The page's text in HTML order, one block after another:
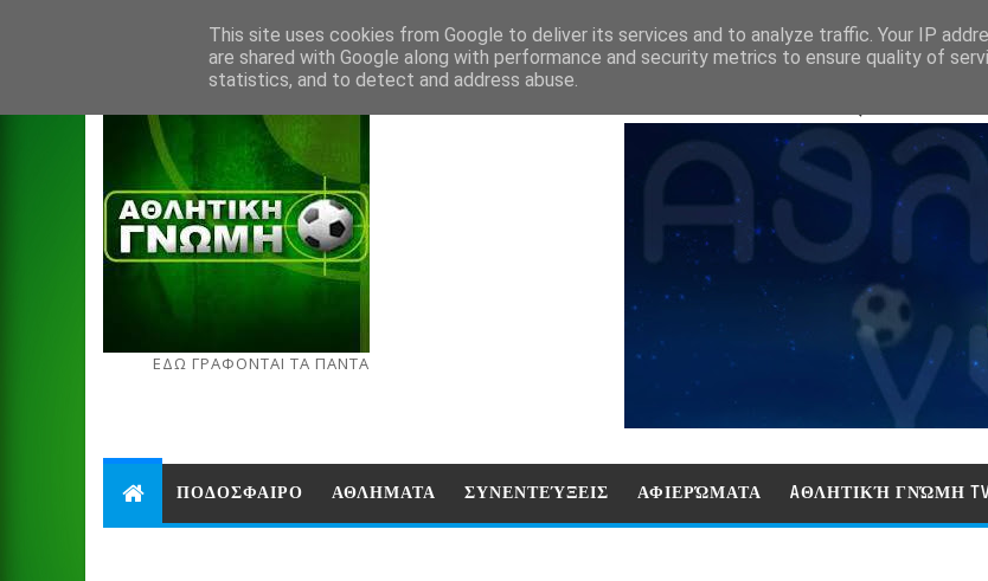
ΕΔΩ ΓΡΑΦΟΝΤΑΙ ΤΑ ΠΑΝΤΑ
ΠΟΔΟΣΦΑΙΡΟ ΑΘΛΗΜΑΤΑ ΣΥΝΕΝΤΕΎΞΕΙΣ ΑΦΙΕΡΏΜΑΤΑ AΘΛΗΤΙΚΉ ΓΝΏΜΗ
This site uses cookies from Google to deliver its services and to analyze traffic. Your IP
are shared with Google along with performance and security metrics to ensure quality of
statistics, and to detect and address abuse.